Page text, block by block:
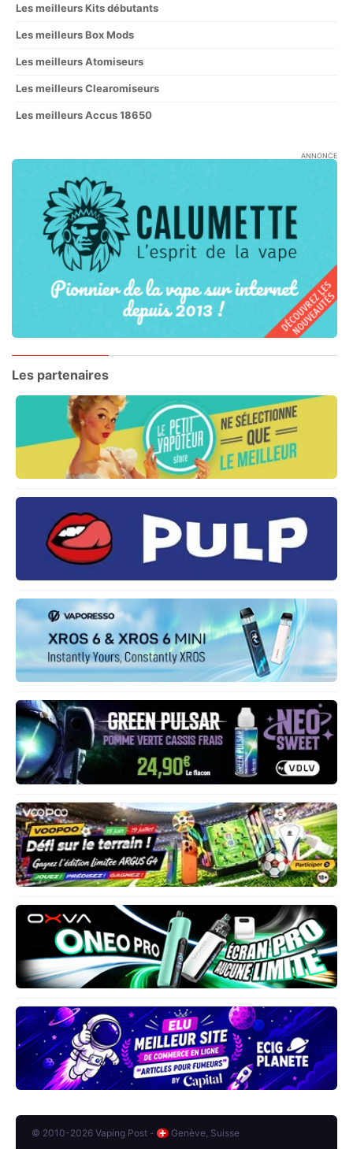
Les meilleurs Kits débutants
Les meilleurs Box Mods
Les meilleurs Atomiseurs
Les meilleurs Clearomiseurs
Les meilleurs Accus 18650
ANNONCE
Les partenaires
© 2010-2026 Vaping Post - Genève, Suisse